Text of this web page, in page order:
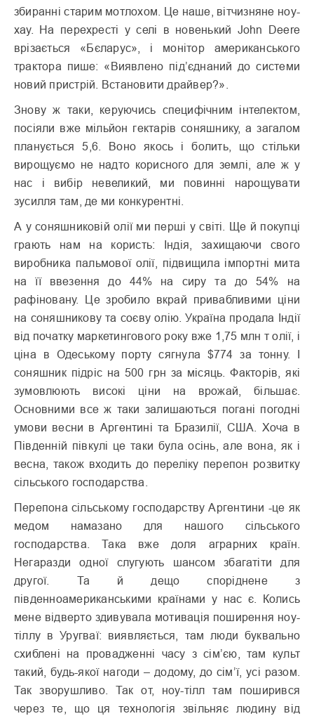
збиранні старим мотлохом. Це наше, вітчизняне ноу-
хау. На перехресті у селі в новенький John Deere
врізається «Бєларус», і монітор американського
трактора пише: «Виявлено під’єднаний до системи
новий пристрій. Встановити драйвер?».
Знову ж таки, керуючись специфічним інтелектом,
посіяли вже мільйон гектарів соняшнику, а загалом
планується 5,6. Воно якось і болить, що стільки
вирощуємо не надто корисного для землі, але ж у
нас і вибір невеликий, ми повинні нарощувати
зусилля там, де ми конкурентні.
А у соняшниковій олії ми перші у світі. Ще й покупці
грають нам на користь: Індія, захищаючи свого
виробника пальмової олії, підвищила імпортні мита
на її ввезення до 44% на сиру та до 54% на
рафіновану. Це зробило вкрай привабливими ціни
на соняшникову та соєву олію. Україна продала Індії
від початку маркетингового року вже 1,75 млн т олії, і
ціна в Одеському порту сягнула $774 за тонну. І
соняшник підріс на 500 грн за місяць. Факторів, які
зумовлюють високі ціни на врожай, більшає.
Основними все ж таки залишаються погані погодні
умови весни в Аргентині та Бразилії, США. Хоча в
Південній півкулі це таки була осінь, але вона, як і
весна, також входить до переліку перепон розвитку
сільського господарства.
Перепона сільському господарству Аргентини -це як
медом намазано для нашого сільського
господарства. Така вже доля аграрних країн.
Негаразди одної слугують шансом збагатіти для
другої. Та й дещо споріднене з
південноамериканськими країнами у нас є. Колись
мене відверто здивувала мотивація поширення ноу-
тіллу в Уругваї: виявляється, там люди буквально
схиблені на провадженні часу з сім’єю, там культ
такий, будь-якої нагоди – додому, до сім’ї, усі разом.
Так зворушливо. Так от, ноу-тілл там поширився
через те, що ця технологія звільняє людину від